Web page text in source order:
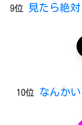
9位 見たら絶
10位 なんか